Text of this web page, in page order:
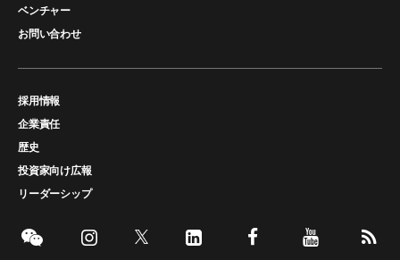
ベンチャー
お問い合わせ
採用情報
企業責任
歴史
投資家向け広報
リーダーシップ